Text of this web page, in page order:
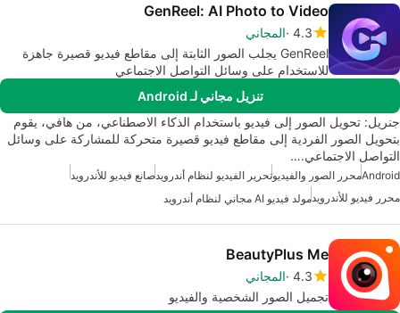
GenReel: AI Photo to Video
4.3 المجاني
GenReel يجلب الصور الثابتة إلى مقاطع فيديو قصيرة جاهزة
للاستخدام على وسائل التواصل الاجتماعي
تنزيل مجاني لـ Android
جنريل: تحويل الصور إلى فيديو باستخدام الذكاء الاصطناعي، من هافي، يقوم
بتحويل الصور الفردية إلى مقاطع فيديو قصيرة متحركة للمشاركة على وسائل
التواصل الاجتماعي.…
Androidمحرر الصور والفيديوتحرير الفيديو لنظام أندرويدصانع فيديو للأندرويد
محرر فيديو للأندرويدمولد فيديو AI مجاني لنظام أندرويد
BeautyPlus Me
4.3 المجاني
تجميل الصور الشخصية والفيديو